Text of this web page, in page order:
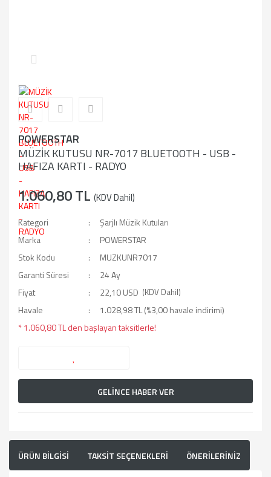
POWERSTAR
MÜZİK KUTUSU NR-7017 BLUETOOTH - USB -
HAFIZA KARTI - RADYO
1.060,80 TL (KDV Dahil)
Kategori
Şarjlı Müzik Kutuları
Marka
POWERSTAR
Stok Kodu
MUZKUNR7017
Garanti Süresi
24 Ay
Fiyat
22,10 USD (KDV Dahil)
Havale
1.028,98 TL (%3,00 havale indirimi)
* 1.060,80 TL den başlayan taksitlerle!
GELİNCE HABER VER
ÜRÜN BİLGİSİ TAKSİT SEÇENEKLERİ ÖNERİLERİNİZ